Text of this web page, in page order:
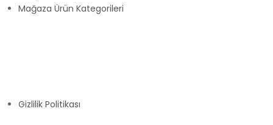
Mağaza Ürün Kategorileri
Gizlilik Politikası